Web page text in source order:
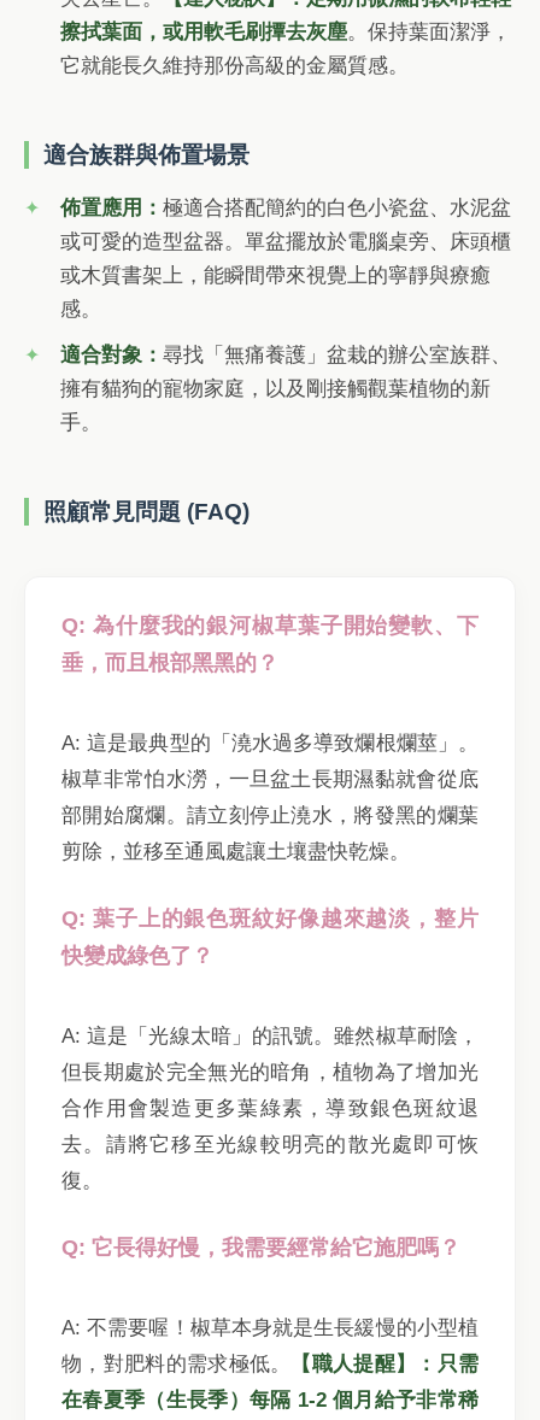
擦拭葉面，或用軟毛刷撢去灰塵。保持葉面潔淨，
它就能長久維持那份高級的金屬質感。
適合族群與佈置場景
佈置應用：極適合搭配簡約的白色小瓷盆、水泥盆
或可愛的造型盆器。單盆擺放於電腦桌旁、床頭櫃
或木質書架上，能瞬間帶來視覺上的寧靜與療癒
感。
適合對象：尋找「無痛養護」盆栽的辦公室族群、
擁有貓狗的寵物家庭，以及剛接觸觀葉植物的新
手。
照顧常見問題 (FAQ)
Q: 為什麼我的銀河椒草葉子開始變軟、下
垂，而且根部黑黑的？
A: 這是最典型的「澆水過多導致爛根爛莖」。
椒草非常怕水澇，一旦盆土長期濕黏就會從底
部開始腐爛。請立刻停止澆水，將發黑的爛葉
剪除，並移至通風處讓土壤盡快乾燥。
Q: 葉子上的銀色斑紋好像越來越淡，整片
快變成綠色了？
A: 這是「光線太暗」的訊號。雖然椒草耐陰，
但長期處於完全無光的暗角，植物為了增加光
合作用會製造更多葉綠素，導致銀色斑紋退
去。請將它移至光線較明亮的散光處即可恢
復。
Q: 它長得好慢，我需要經常給它施肥嗎？
A: 不需要喔！椒草本身就是生長緩慢的小型植
物，對肥料的需求極低。
【職人提醒】：只需
在春夏季（生長季）每隔 1-2 個月給予非常稀